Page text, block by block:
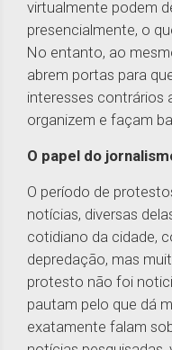
virtualmente podem
presencialmente, o
No entanto, ao
abrem portas para
interesses contrários
organizem e façam
O papel do
O período de
notícias, diversas
cotidiano da cidade,
depredação, mas
protesto não foi
pautam pelo que dá
exatamente falam